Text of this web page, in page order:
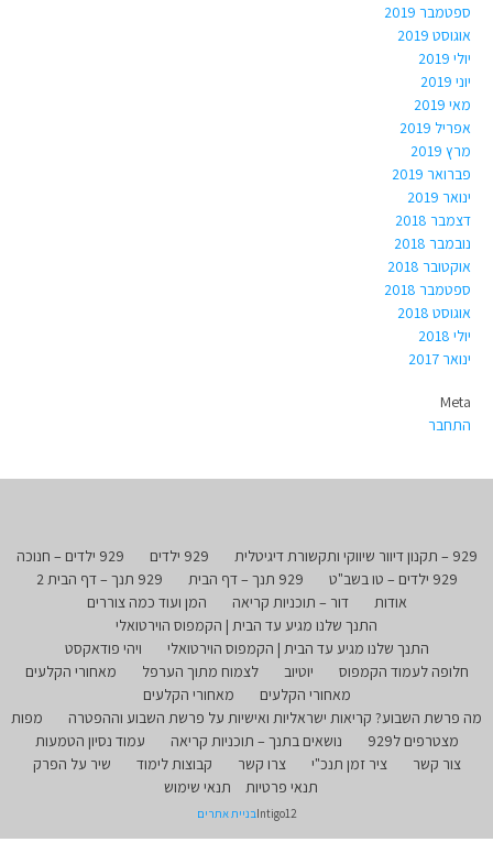
ספטמבר 2019
אוגוסט 2019
יולי 2019
יוני 2019
מאי 2019
אפריל 2019
מרץ 2019
פברואר 2019
ינואר 2019
דצמבר 2018
נובמבר 2018
אוקטובר 2018
ספטמבר 2018
אוגוסט 2018
יולי 2018
ינואר 2017
Meta
התחבר
929 – תקנון דיוור שיווקי ותקשורת דיגיטלית 929 ילדים
929 ילדים – חנוכה
929 ילדים – טו בשב"ט
929 תנך – דף הבית
929 תנך – דף הבית 2
אודות
דור – תוכניות קריאה
המן ועוד כמה צוררים
התנך שלנו מגיע עד הבית | הקמפוס הוירטואלי
התנך שלנו מגיע עד הבית | הקמפוס הוירטואלי
ויהי פודאקסט
חלופה לעמוד הקמפוס
יוטיוב לצמוח מתוך הערפל
מאחורי הקלעים
מאחורי הקלעים
מאחורי הקלעים
מה פרשת השבוע? קריאות ישראליות ואישיות על פרשת השבוע וההפטרה
מפות
מצטרפים ל929
נושאים בתנך – תוכניות קריאה
עמוד נסיון הטמעות
צור קשר
ציר זמן תנכ"י צרו קשר קבוצות לימוד
שיר על הפרק
תנאי פרטיות
תנאי שימוש
Intigo12בניית אתרים